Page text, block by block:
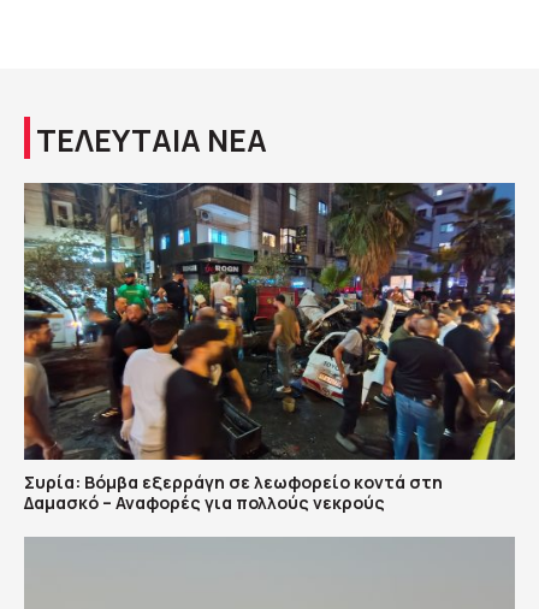
ΤΕΛΕΥΤΑΙΑ ΝΕΑ
Συρία: Βόμβα εξερράγη σε λεωφορείο κοντά στη
Δαμασκό – Αναφορές για πολλούς νεκρούς